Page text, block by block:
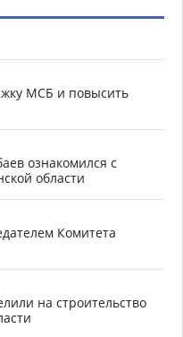
МСБ и повысить
ознакомился с
области
Комитета
на строительство